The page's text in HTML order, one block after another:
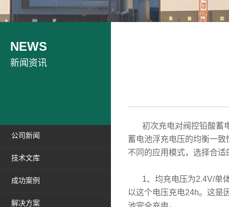
新闻资讯
NEWS
公司新闻
技术文库
成功案例
解决方案
初次充电对阀控铅酸蓄电
蓄电池浮充电压的均衡一
不同的应用模式，选择合
1、均充电压为2.4V/单体
以这个电压充电24h。这是